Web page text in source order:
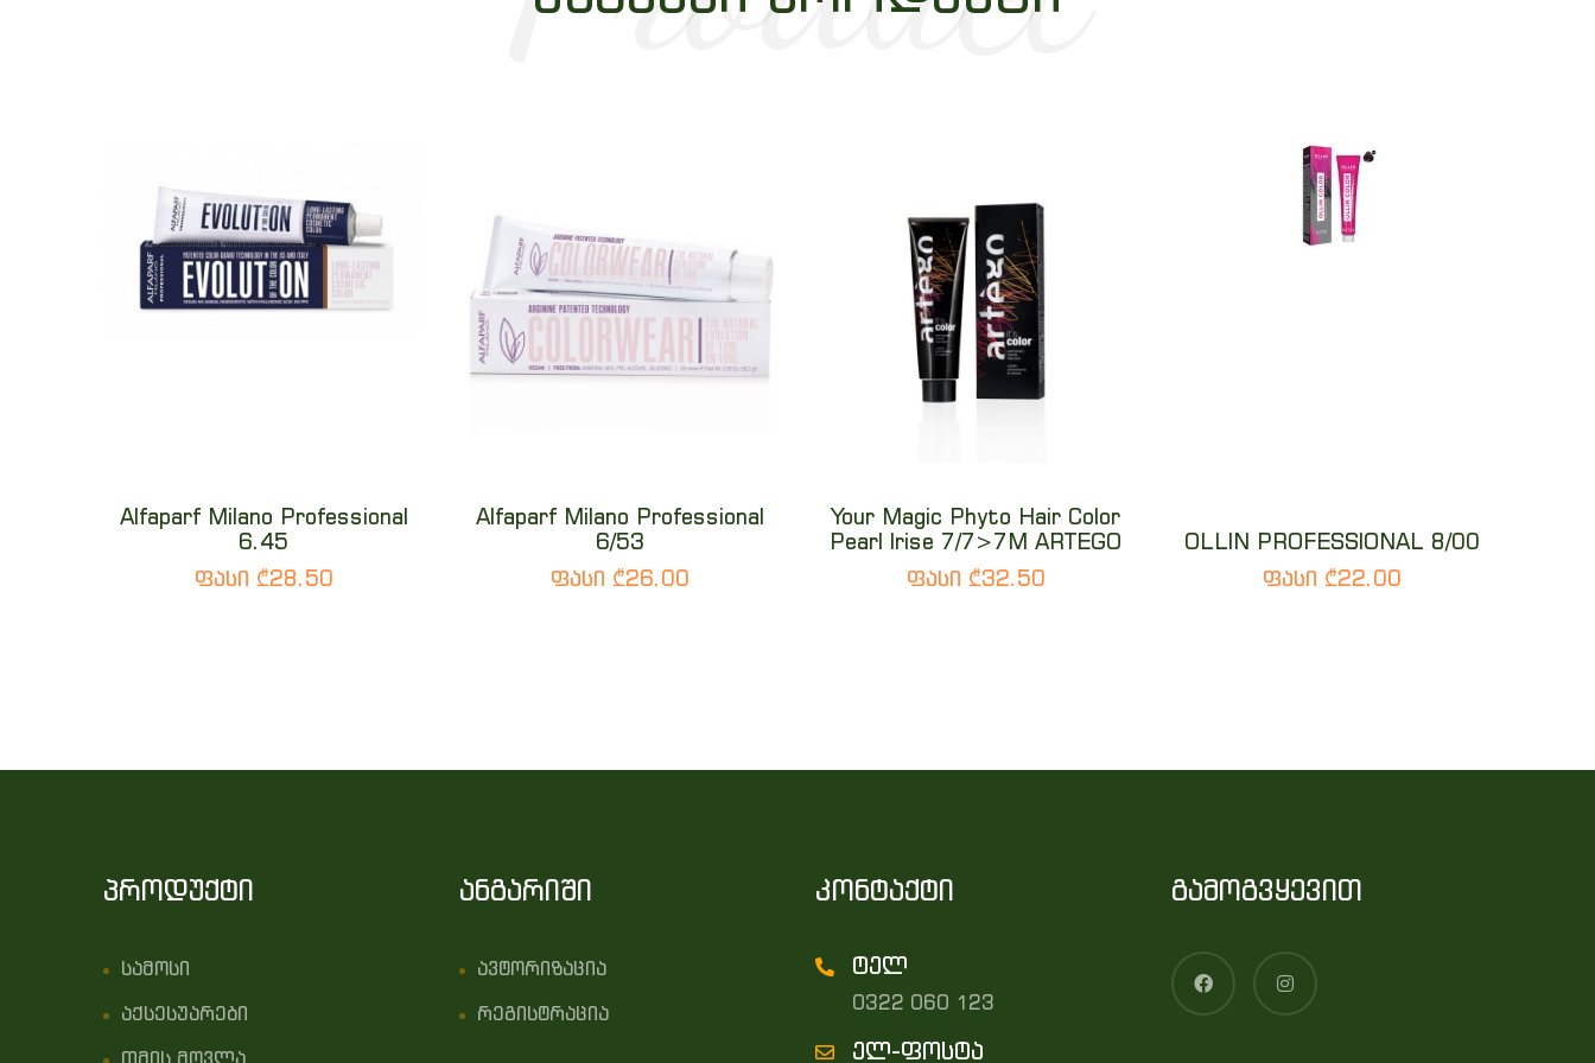
Alfaparf Milano Professional
6.45
ფასი ₾28.50
Alfaparf Milano Professional
6/53
ფასი ₾26.00
Your Magic Phyto Hair Color
Pearl Irise 7/7>7M ARTEGO
ფასი ₾32.50
OLLIN PROFESSIONAL 8/00
ფასი ₾22.00
პროდუქტი
სამოსი
აქსესუარები
თმის მოვლა
ანგარიში
ავტორიზაცია
რეგისტრაცია
კონტაქტი
ტელ
0322 060 123
ელ-ფოსტა
გამოგვყევით